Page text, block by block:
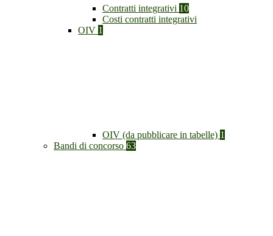
Contratti integrativi 10
Costi contratti integrativi
OIV 1
OIV (da pubblicare in tabelle) 1
Bandi di concorso 63